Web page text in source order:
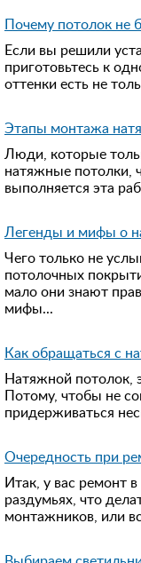
Почему потолок не
Если вы решили
приготовьтесь к
оттенки есть не
Этапы монтажа
Люди, которые
натяжные потолки,
выполняется эта
Легенды и мифы о
Чего только не
потолочных
мало они знают
мифы...
Как обращаться с
Натяжной потолок,
Потому, чтобы не
придерживаться
Очередность при
Итак, у вас ремонт
раздумьях, что
монтажников, или